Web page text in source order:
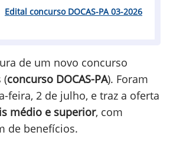
de um novo concurso
(concurso DOCAS-PA). Foram
feira, 2 de julho, e traz a oferta
médio e superior, com
de benefícios.
Edital concurso DOCAS-PA 03-2026